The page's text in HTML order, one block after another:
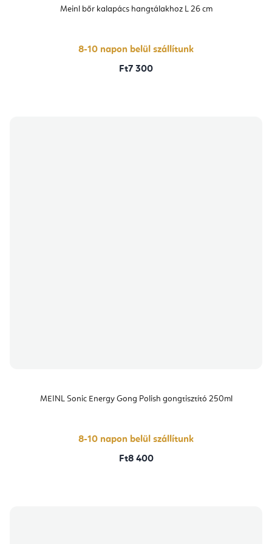
Meinl bőr kalapács hangtálakhoz L 26 cm
8-10 napon belül szállítunk
Ft7 300
MEINL Sonic Energy Gong Polish gongtisztító 250ml
8-10 napon belül szállítunk
Ft8 400